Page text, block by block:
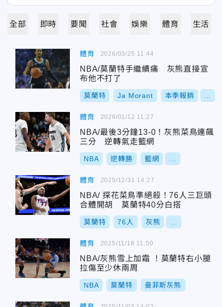
全部 即時 要聞 社會 娛樂 體育 生活
體育
NBA/莫蘭特手繼續痛 灰熊直接宣
布他不打了
莫蘭特 Ja Morant 本季報銷
2026/03/25 11:44
體育
NBA/最後3分鐘13-0！灰熊菜鳥連飆
三分 逆轉氣走籃網
NBA 逆轉勝 籃網
2026/01/12 11:27
體育
NBA/ 探花菜鳥準絕殺！76人三巨頭
合體開胡 莫蘭特40分白搭
莫蘭特 76人 灰熊
2025/12/31 14:27
體育
NBA/灰熊雪上加霜 ！莫蘭特右小腿
拉傷至少休兩周
NBA 莫蘭特 曼菲斯灰熊
2025/11/18 11:50